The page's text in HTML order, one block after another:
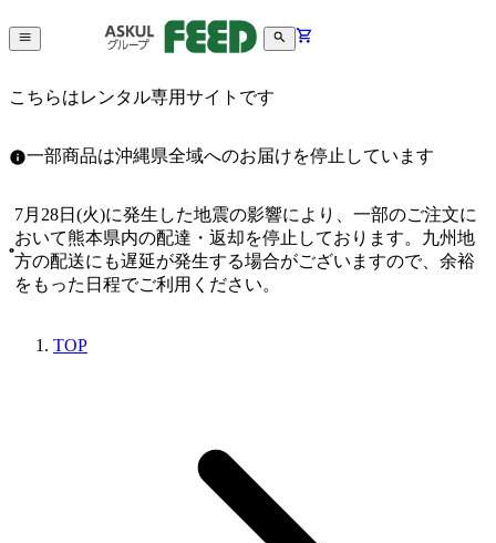
こちらはレンタル専用サイトです
一部商品は沖縄県全域へのお届けを停止しています
7月28日(火)に発生した地震の影響により、一部のご注文に
おいて熊本県内の配達・返却を停止しております。九州地
方の配送にも遅延が発生する場合がございますので、余裕
をもった日程でご利用ください。
TOP